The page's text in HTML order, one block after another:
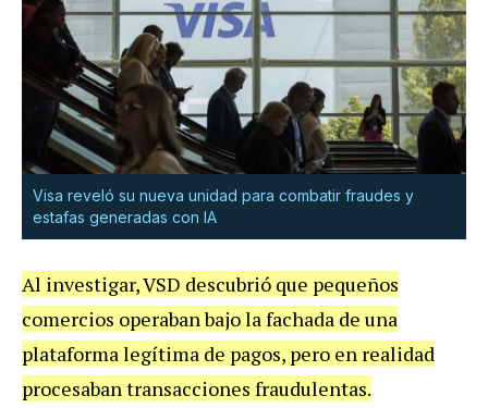
Visa reveló su nueva unidad para combatir fraudes y
estafas generadas con IA
Al investigar, VSD descubrió que pequeños
comercios operaban bajo la fachada de una
plataforma legítima de pagos, pero en realidad
procesaban transacciones fraudulentas.